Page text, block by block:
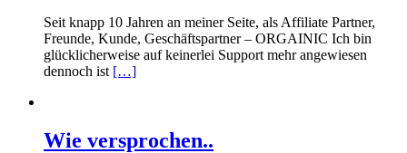
Seit knapp 10 Jahren an meiner Seite, als Affiliate Partner,
Freunde, Kunde, Geschäftspartner – ORGAINIC Ich bin
glücklicherweise auf keinerlei Support mehr angewiesen
dennoch ist […]
Wie versprochen..